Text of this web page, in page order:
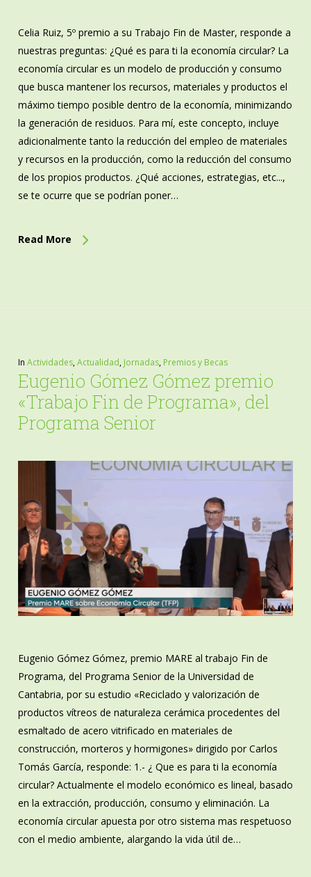
Celia Ruiz, 5º premio a su Trabajo Fin de Master, responde a
nuestras preguntas: ¿Qué es para ti la economía circular? La
economía circular es un modelo de producción y consumo
que busca mantener los recursos, materiales y productos el
máximo tiempo posible dentro de la economía, minimizando
la generación de residuos. Para mí, este concepto, incluye
adicionalmente tanto la reducción del empleo de materiales
y recursos en la producción, como la reducción del consumo
de los propios productos. ¿Qué acciones, estrategias, etc...,
se te ocurre que se podrían poner…
Read More
In Actividades,Actualidad, Jornadas, Premios y Becas
Eugenio Gómez Gómez premio
«Trabajo Fin de Programa», del
Programa Senior
Eugenio Gómez Gómez, premio MARE al trabajo Fin de
Programa, del Programa Senior de la Universidad de
Cantabria, por su estudio «Reciclado y valorización de
productos vítreos de naturaleza cerámica procedentes del
esmaltado de acero vitrificado en materiales de
construcción, morteros y hormigones» dirigido por Carlos
Tomás García, responde: 1.- ¿ Que es para ti la economía
circular? Actualmente el modelo económico es lineal, basado
en la extracción, producción, consumo y eliminación. La
economía circular apuesta por otro sistema mas respetuoso
con el medio ambiente, alargando la vida útil de…